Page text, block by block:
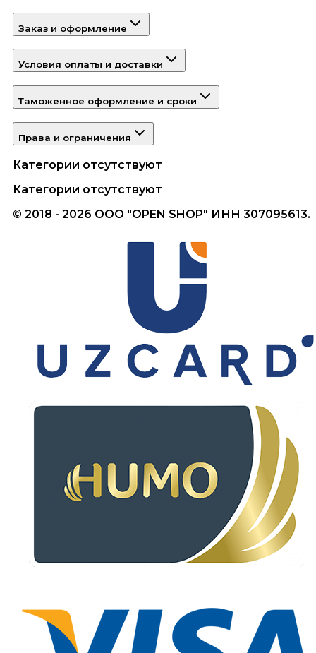
Заказ и оформление
Условия оплаты и доставки
Таможенное оформление и сроки
Права и ограничения
Категории отсутствуют
Категории отсутствуют
© 2018 - 2026 ООО "OPEN SHOP" ИНН 307095613.